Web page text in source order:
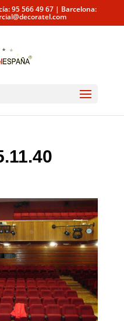
95 566 49 67 | Barcelona: